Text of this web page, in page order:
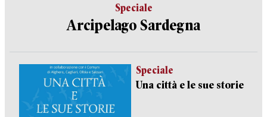
Speciale
Arcipelago Sardegna
Speciale
Una città e le sue storie